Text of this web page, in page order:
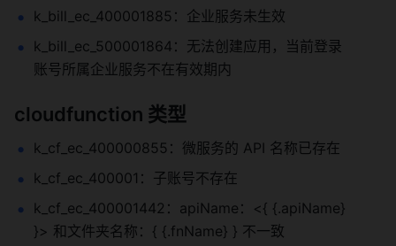
k_bill_ec_400001885：企业服务未生效
k_bill_ec_500001864：无法创建应用，当前登录
账号所属企业服务不在有效期内
cloudfunction 类型
k_cf_ec_400000855：微服务的 API 名称已存在
k_cf_ec_400001：子账号不存在
k_cf_ec_400001442：apiName：<{ {.apiName}
}> 和文件夹名称：{ {.fnName} } 不一致